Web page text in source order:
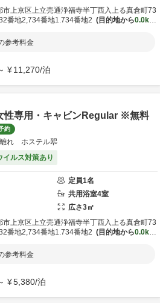
市上京区上立売通浄福寺半丁西入上る真倉町73
番地2,734番地1.734番地2
目的地から0.0km
参考料金
¥11,270/泊
性専用・キャビンRegular ※無料
約
れ ホステル翆
イルス対策あり
定員1名
共用浴室4室
広さ3㎡
市上京区上立売通浄福寺半丁西入上る真倉町73
番地2,734番地1.734番地2
目的地から0.0km
参考料金
¥5,380/泊